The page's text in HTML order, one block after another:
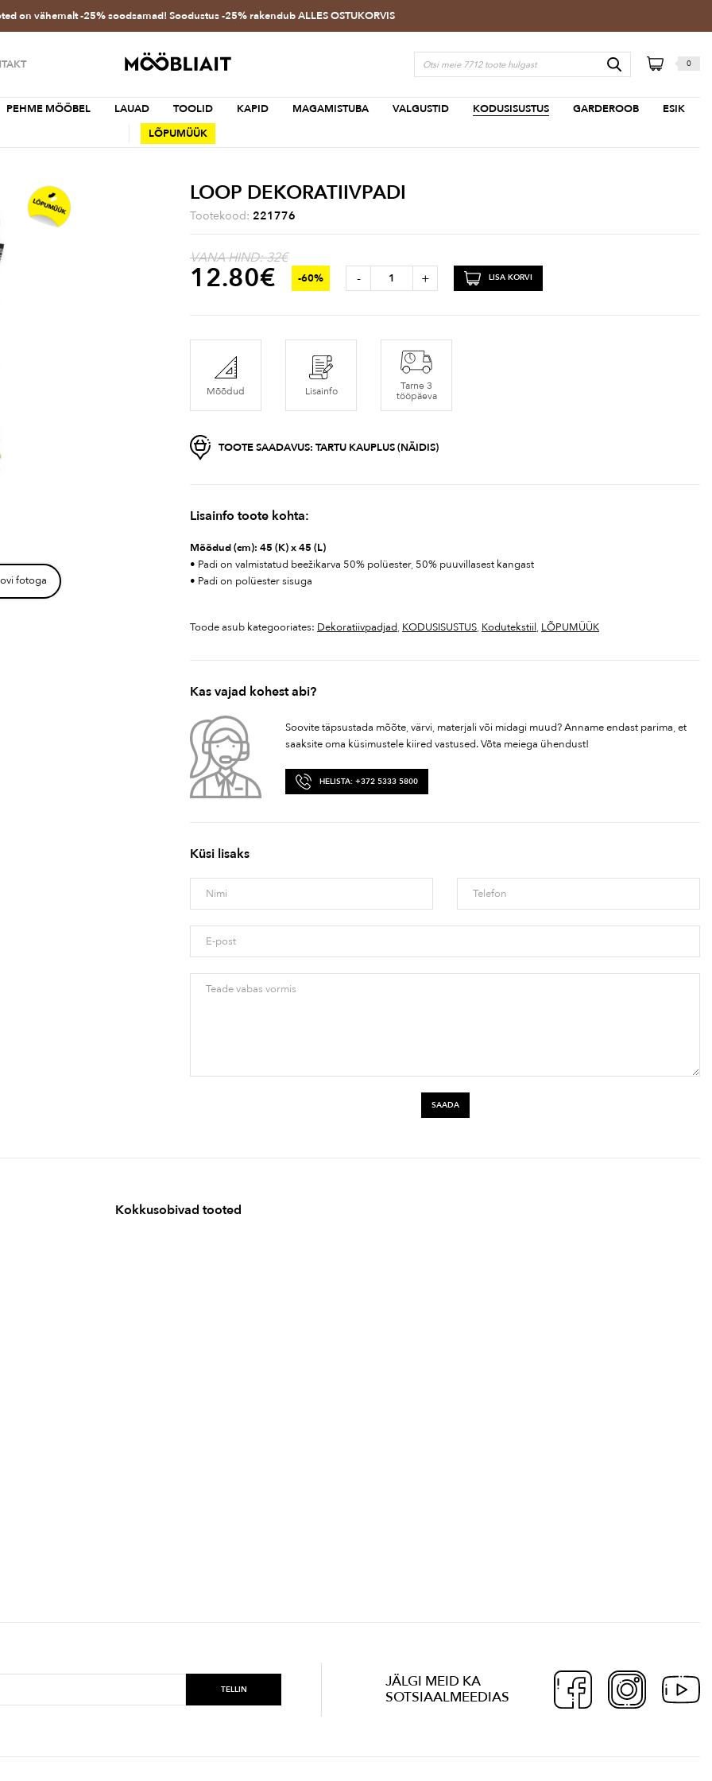
on vähemalt -25% soodsamad! Soodustus -25% rakendub ALLES OSTUKORVIS
0
PEHME MÖÖBEL LAUAD TOOLID KAPID MAGAMISTUBA VALGUSTID KODUSISUSTUS GARDEROOB
ESIK
LÕPUMÜÜK
fotoga
LOOP DEKORATIIVPADI
Tootekood: 221776
VANA HIND: 32€
12.80€ -60% - + LISA KORVI
Mõõdud Lisainfo
Tarne 3
tööpäeva
TOOTE SAADAVUS:TARTU KAUPLUS (NÄIDIS)
Lisainfo toote kohta:
Mõõdud (cm): 45 (K) x 45 (L)
• Padi on valmistatud beežikarva 50% polüester, 50% puuvillasest kangast
• Padi on polüester sisuga
Toode asub kategooriates: Dekoratiivpadjad, KODUSISUSTUS, Kodutekstiil, LÕPUMÜÜK
Kas vajad kohest abi?
Soovite täpsustada mõõte, värvi, materjali või midagi muud? Anname endast parima, et
saaksite oma küsimustele kiired vastused. Võta meiega ühendust!
HELISTA: +372 5333 5800
Küsi lisaks
Kokkusobivad tooted
JÄLGI MEID KA
SOTSIAALMEEDIAS